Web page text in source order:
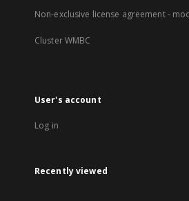
Non-exclusive license agreement -
Cluster WMBC
User's account
Log in
Recently viewed